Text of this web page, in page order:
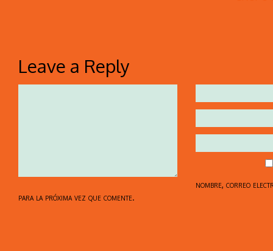
Leave a Reply
nombre, correo
para la próxima vez que comente.